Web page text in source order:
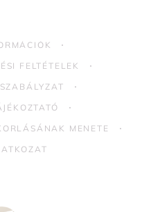
FELTÉTELEK
MENETE